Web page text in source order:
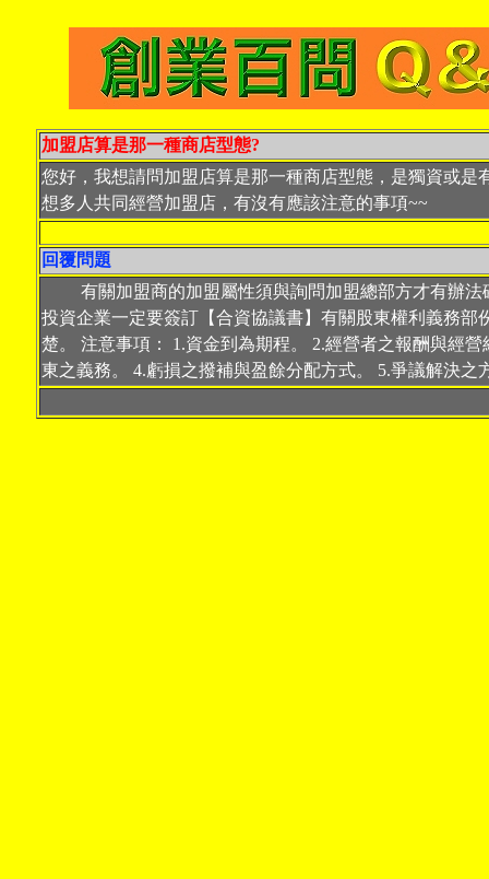
加盟店算是那一種商店型態?
您好，我想請問加盟店算是那一種商店型態，是獨資或是
想多人共同經營加盟店，有沒有應該注意的事項~~
回覆問題
有關加盟商的加盟屬性須與詢問加盟總部方才有辦法
投資企業一定要簽訂【合資協議書】有關股東權利義務部
楚。 注意事項： 1.資金到為期程。 2.經營者之報酬與經營
東之義務。 4.虧損之撥補與盈餘分配方式。 5.爭議解決之